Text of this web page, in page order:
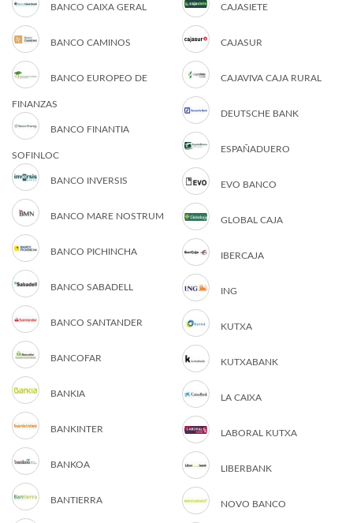
BANCO CAIXA GERAL
BANCO CAMINOS
BANCO EUROPEO DE
FINANZAS
BANCO FINANTIA
SOFINLOC
BANCO INVERSIS
BANCO MARE NOSTRUM
BANCO PICHINCHA
BANCO SABADELL
BANCO SANTANDER
BANCOFAR
BANKIA
BANKINTER
BANKOA
BANTIERRA
CAJASIETE
CAJASUR
CAJAVIVA CAJA RURAL
DEUTSCHE BANK
ESPAÑADUERO
EVO BANCO
GLOBAL CAJA
IBERCAJA
ING
KUTXA
KUTXABANK
LA CAIXA
LABORAL KUTXA
LIBERBANK
NOVO BANCO